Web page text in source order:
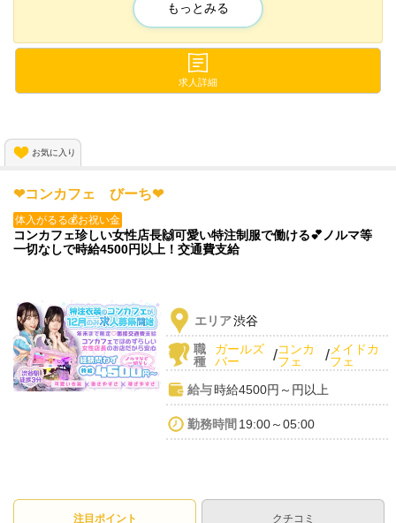
それくらい人が足りません😢
面接のみ、お話のみ、体入のみ、見学だけ✨
もっとみる
求人詳細
お気に入り
❤コンカフェ びーち❤
体入がるる💰お祝い金
コンカフェ珍しい女性店長🙌可愛い特注制服で働ける💕ノルマ等
一切なしで時給4500円以上！交通費支給
エリア渋谷
職
種
ガールズ
バー
/コンカ
フェ
/ メイドカ
フェ
給与時給4500円～円以上
勤務時間 19:00～05:00
注目ポイント クチコミ